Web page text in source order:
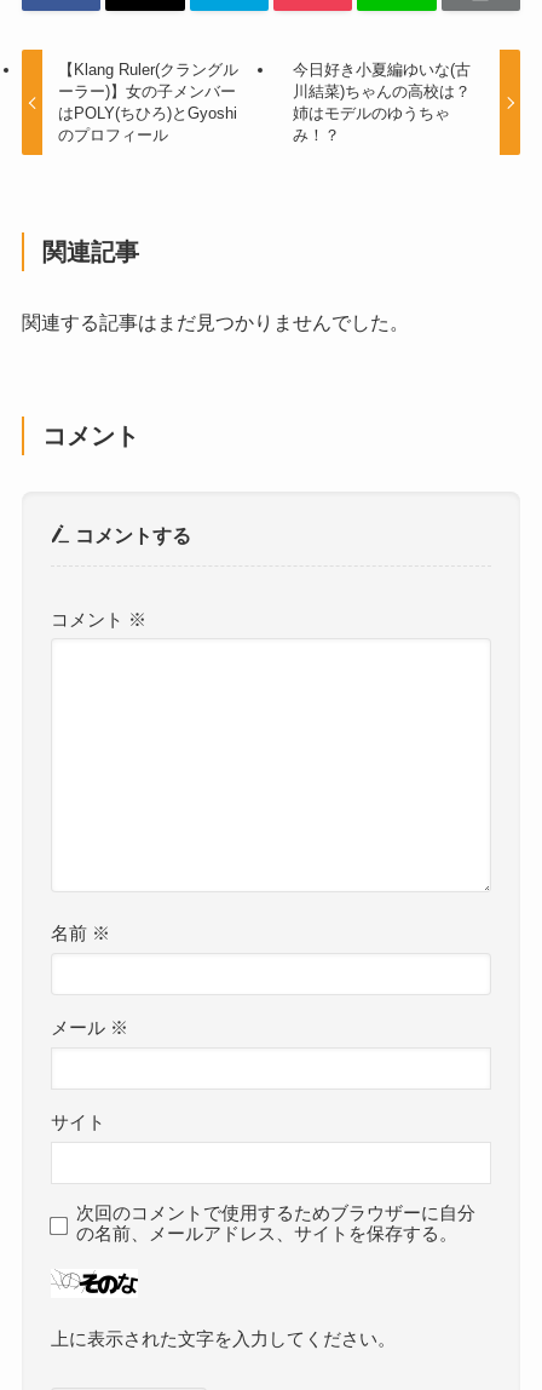
【Klang Ruler(クラングル
ーラー)】女の子メンバー
はPOLY(ちひろ)とGyoshi
のプロフィール
今日好き小夏編ゆいな(古
川結菜)ちゃんの高校は？
姉はモデルのゆうちゃ
み！？
関連記事
関連する記事はまだ見つかりませんでした。
コメント
コメントする
コメント ※
名前 ※
メール ※
サイト
次回のコメントで使用するためブラウザーに自分
の名前、メールアドレス、サイトを保存する。
上に表示された文字を入力してください。